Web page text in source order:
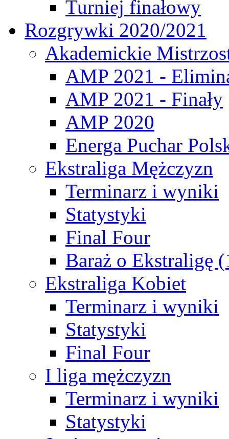
Turniej finałowy
Rozgrywki 2020/2021
Akademickie
AMP 2021 -
AMP 2021 - Finały
AMP 2020
Energa Puchar
Ekstraliga Mężczyzn
Terminarz i wyniki
Statystyki
Final Four
Baraż o Ekstraligę
Ekstraliga Kobiet
Terminarz i wyniki
Statystyki
Final Four
I liga mężczyzn
Terminarz i wyniki
Statystyki